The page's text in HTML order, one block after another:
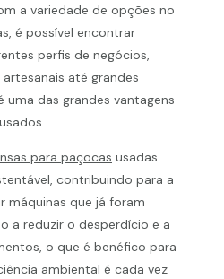
a variedade de opções no
é possível encontrar
perfis de negócios,
até grandes
uma das grandes vantagens
para paçocas usadas
contribuindo para a
máquinas que já foram
a reduzir o desperdício e a
o que é benéfico para
ambiental é cada vez